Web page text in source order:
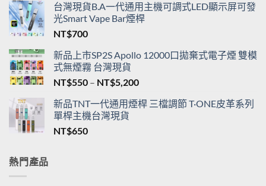
台灣現貨B.A一代通用主機可調式LED顯示屏可發
光Smart Vape Bar煙桿
NT$700
新品上市SP2S Apollo 12000口拋棄式電子煙 雙模
式無煙霧 台灣現貨
NT$550 – NT$5,200價
範
新品TNT一代通用煙桿 三檔調節 T·ONE皮革系列
單桿主機台灣現貨
NT$650
熱門產品